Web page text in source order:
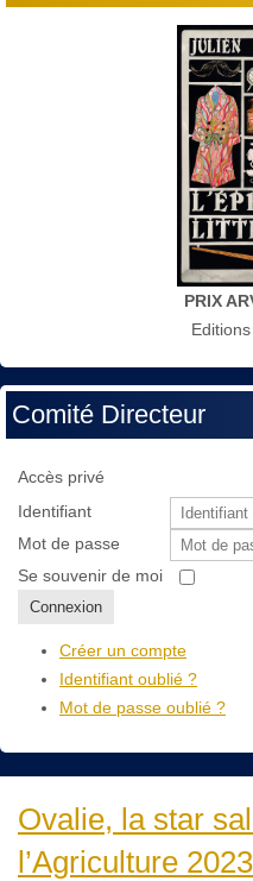
PRIX
Comité Directeur
Accès privé
Identifiant
Mot de passe
Se souvenir de moi
Connexion
Créer un compte
Identifiant oublié ?
Mot de passe oublié ?
Ovalie, la star
l’Agriculture